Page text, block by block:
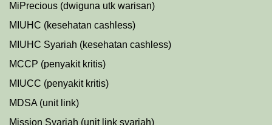
MiPrecious (dwiguna utk warisan)
MIUHC (kesehatan cashless)
MIUHC Syariah (kesehatan cashless)
MCCP (penyakit kritis)
MIUCC (penyakit kritis)
MDSA (unit link)
Mission Syariah (unit link syariah)